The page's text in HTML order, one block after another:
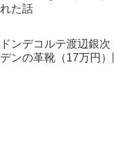
れた話
ドンデコルテ渡辺銀
デンの革靴（17万円